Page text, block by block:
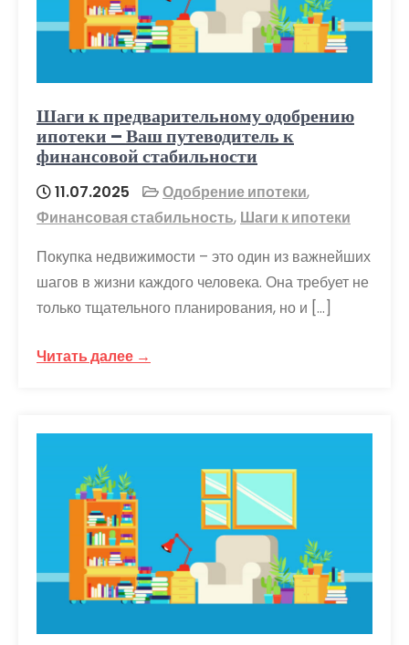
Шаги к предварительному одобрению
ипотеки – Ваш путеводитель к
финансовой стабильности
11.07.2025 Одобрение ипотеки,
Финансовая стабильность, Шаги к ипотеки
Покупка недвижимости – это один из важнейших
шагов в жизни каждого человека. Она требует не
только тщательного планирования, но и […]
Читать далее →